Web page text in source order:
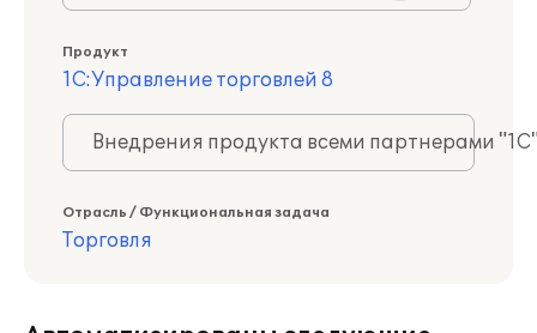
Продукт
1С:Управление торговлей 8
Внедрения продукта всеми партнерами
Отрасль / Функциональная задача
Торговля